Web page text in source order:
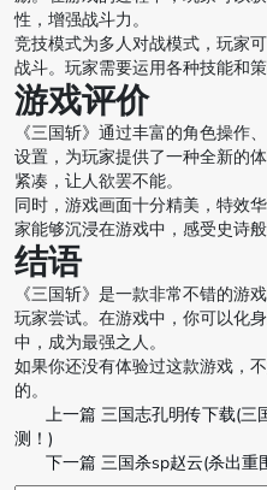
性，增强战斗力。
竞技模式为多人对战模式，玩家
战斗。玩家需要运用各种技能和
游戏评价
《三国斩》通过丰富的角色操作
设置，为玩家提供了一种全新的
紧凑，让人欲罢不能。
同时，游戏画面十分精美，特效
家能够沉浸在游戏中，感受史诗般
结语
《三国斩》是一款非常不错的游
玩家尝试。在游戏中，你可以化
中，成为最强之人。
如果你还没有体验过这款游戏，
的。
上一篇 三国志孔明传下载(三
测！)
下一篇 三国杀sp赵云(杀出重